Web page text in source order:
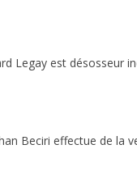
Legay est désosseur
Beciri effectue de la